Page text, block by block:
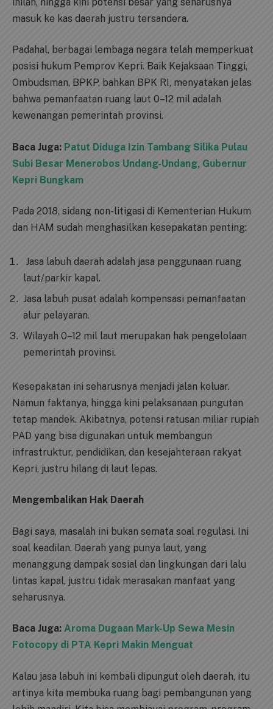
masuk ke kas daerah justru tersandera.
Padahal, berbagai lembaga negara telah memperkuat
posisi hukum Pemprov Kepri. Baik Kejaksaan Tinggi,
Ombudsman, BPKP, bahkan BPK RI, menyatakan jelas
bahwa pemanfaatan ruang laut 0–12 mil adalah
kewenangan pemerintah provinsi.
Baca Juga: Patut Diduga Izin Tambang Silika Pulau
Subi Besar Menerobos Undang-Undang, Gubernur
Kepri Bungkam
Pada 2018, sidang non-litigasi di Kementerian Hukum
dan HAM sudah menghasilkan kesepakatan penting:
Jasa labuh daerah adalah jasa penggunaan ruang
laut/parkir kapal.
Jasa labuh pusat adalah kompensasi pemanfaatan
alur pelayaran.
Wilayah 0–12 mil laut merupakan hak pengelolaan
pemerintah provinsi.
Kesepakatan ini seharusnya menjadi jalan keluar.
Namun faktanya, hingga kini pelaksanaan pungutan
tetap mandek. Akibatnya, potensi ratusan miliar rupiah
PAD yang bisa digunakan untuk membangun
infrastruktur, pendidikan, dan kesejahteraan rakyat
Kepri, justru hilang di laut lepas.
Mengembalikan Hak Daerah
Bagi saya, masalah ini bukan semata soal regulasi. Ini
soal keadilan. Daerah yang punya laut, yang
menanggung dampak sosial dan lingkungan dari lalu
lintas kapal, justru tidak merasakan manfaat yang
seharusnya.
Baca Juga: Aroma Dugaan Mark-Up Sewa Mesin
Fotocopy di PTA Kepri Makin Menguat
Kalau jasa labuh ini kembali dipungut oleh daerah, itu
artinya kita membuka ruang bagi pembangunan yang